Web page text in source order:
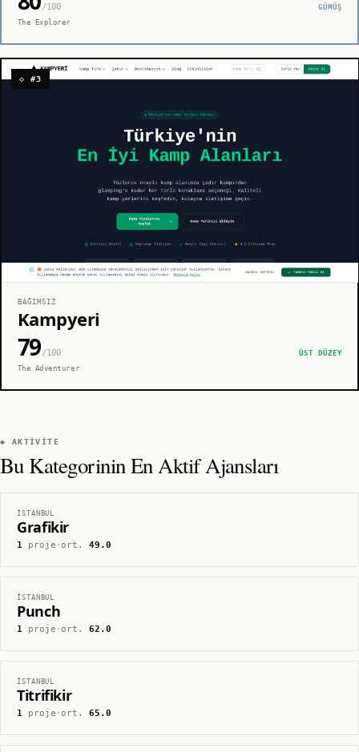
/100
GÜMÜŞ
The Explorer
◇ #3
BAĞIMSIZ
Kampyeri
79/100
ÜST DÜZEY
The Adventurer
◆ AKTIVITE
Bu Kategorinin En Aktif Ajansları
İSTANBUL
Grafikir
1proje ·ort.49.0
İSTANBUL
Punch
1proje ·ort.62.0
İSTANBUL
Titrifikir
1proje ·ort.65.0